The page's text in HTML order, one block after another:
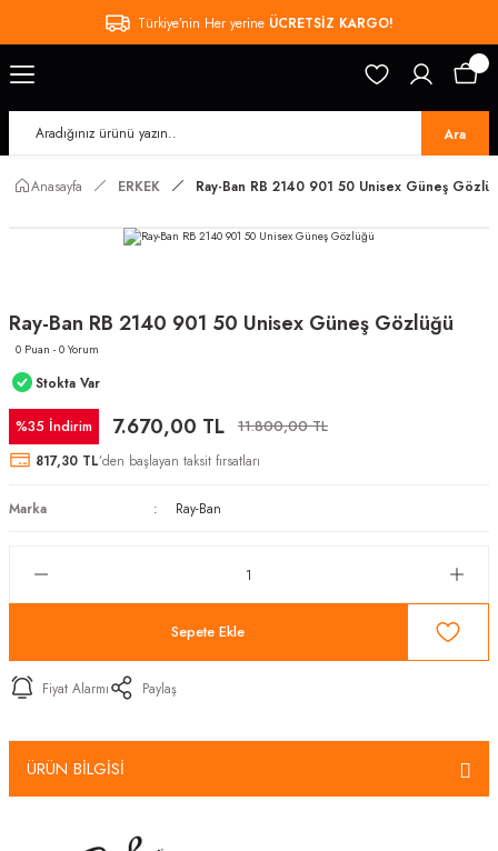
Türkiye’nin Her yerine ÜCRETSİZ KARGO!
Ara
Anasayfa ERKEK Ray-Ban RB 2140 901 50 Unisex Güneş
Ray-Ban RB 2140 901 50 Unisex Güneş Gözlüğü
0 Puan - 0 Yorum
Stokta Var
%35 İndirim 7.670,00 TL 11.800,00 TL
817,30 TL’den başlayan taksit fırsatları
Marka Ray-Ban
Sepete Ekle
Fiyat Alarmı Paylaş
ÜRÜN BİLGİSİ